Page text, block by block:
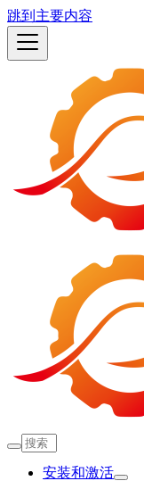
跳到主要内容
安装和激活